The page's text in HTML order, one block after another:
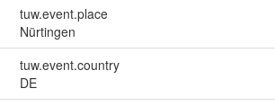
tuw.event.place
Nürtingen
tuw.event.country
DE